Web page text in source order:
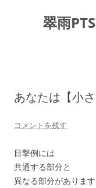
翠雨
あなたは【小
コメントを残す
目撃例には
共通する部分と
異なる部分があります